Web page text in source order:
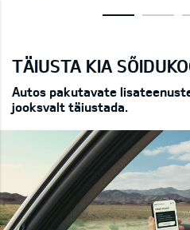
TÄIUSTA KIA
Autos pakutavate
jooksvalt täiustada.